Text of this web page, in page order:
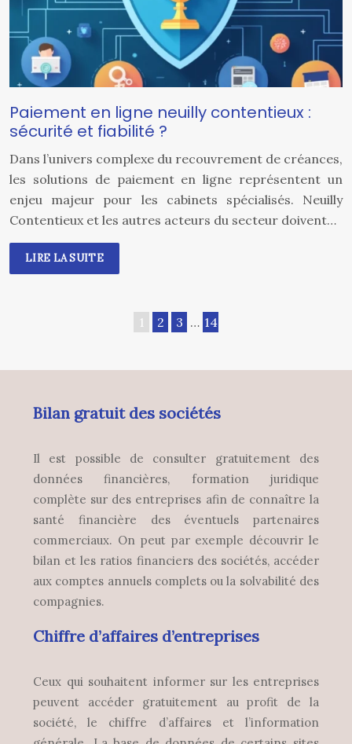
Paiement en ligne neuilly contentieux :
sécurité et fiabilité ?
Dans l’univers complexe du recouvrement de créances,
les solutions de paiement en ligne représentent un
enjeu majeur pour les cabinets spécialisés. Neuilly
Contentieux et les autres acteurs du secteur doivent…
LIRE LA SUITE
1 2 3 … 14
Bilan gratuit des sociétés
Il est possible de consulter gratuitement des
données financières, formation juridique
complète sur des entreprises afin de connaître la
santé financière des éventuels partenaires
commerciaux. On peut par exemple découvrir le
bilan et les ratios financiers des sociétés, accéder
aux comptes annuels complets ou la solvabilité des
compagnies.
Chiffre d’affaires d’entreprises
Ceux qui souhaitent informer sur les entreprises
peuvent accéder gratuitement au profit de la
société, le chiffre d’affaires et l’information